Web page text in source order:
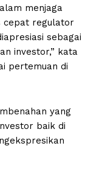
menjaga
cepat regulator
sebagai
investor,” kata
pertemuan di
yang
baik di